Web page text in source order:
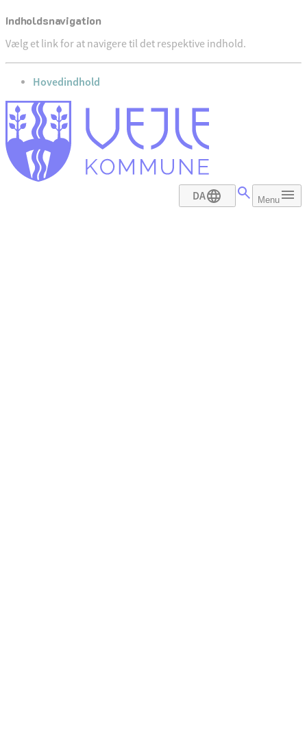
Indholdsnavigation
Vælg et link for at navigere til det respektive indhold.
gå til
Hovedindhold
DA Menu